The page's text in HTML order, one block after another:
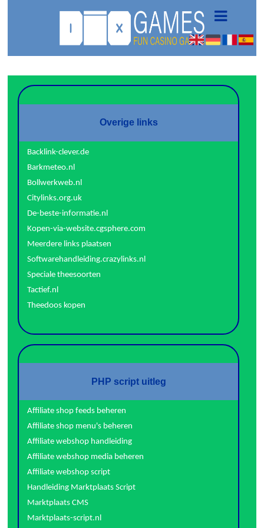
Overige links
Backlink-clever.de
Barkmeteo.nl
Bollwerkweb.nl
Citylinks.org.uk
De-beste-informatie.nl
Kopen-via-website.cgsphere.com
Meerdere links plaatsen
Softwarehandleiding.crazylinks.nl
Speciale theesoorten
Tactief.nl
Theedoos kopen
PHP script uitleg
Affiliate shop feeds beheren
Affiliate shop menu's beheren
Affiliate webshop handleiding
Affiliate webshop media beheren
Affiliate webshop script
Handleiding Marktplaats Script
Marktplaats CMS
Marktplaats-script.nl